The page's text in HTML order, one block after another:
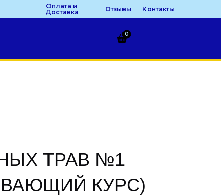
Оплата и
Доставка
Отзывы Контакты
0
ТРАВ №1
КУРС)